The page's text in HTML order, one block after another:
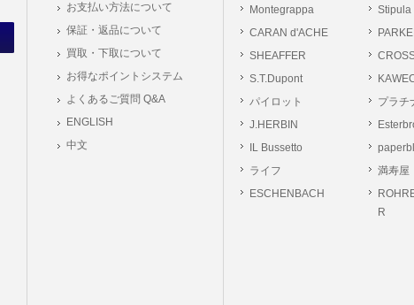
Montegrappa
Stipula
CARAN d'ACHE
SHEAFFER
S.T.Dupont
パイロット
プラチ
J.HERBIN
IL Bussetto
ライフ
満寿屋
ESCHENBACH
R
お支払い方法について
保証・返品について
買取・下取について
お得なポイントシステム
よくあるご質問 Q&A
ENGLISH
中文